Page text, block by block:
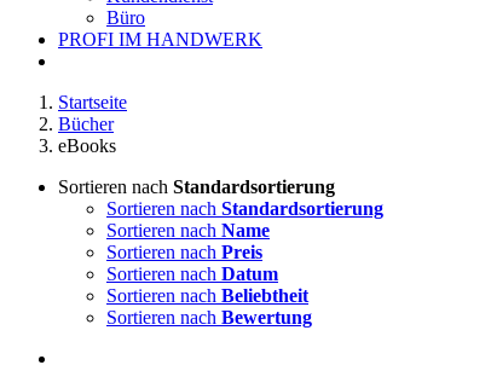
Büro
PROFI IM HANDWERK
Startseite
Bücher
eBooks
Sortieren nach Standardsortierung
Sortieren nach Standardsortierung
Sortieren nach Name
Sortieren nach Preis
Sortieren nach Datum
Sortieren nach Beliebtheit
Sortieren nach Bewertung